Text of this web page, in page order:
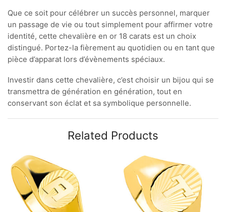
Que ce soit pour célébrer un succès personnel, marquer
un passage de vie ou tout simplement pour affirmer votre
identité, cette chevalière en or 18 carats est un choix
distingué. Portez-la fièrement au quotidien ou en tant que
pièce d’apparat lors d’évènements spéciaux.
Investir dans cette chevalière, c’est choisir un bijou qui se
transmettra de génération en génération, tout en
conservant son éclat et sa symbolique personnelle.
Related Products